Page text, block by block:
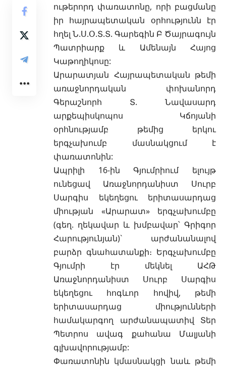
ութերորդ փառատոնը, որի բացմանը
իր հայրապետական օրհությունն էր
հղել Ն.Ս.Օ.Տ.Տ. Գարեգին Բ Ծայրագույն
Պատրիարք և Ամենայն Հայոց
Կաթողիկոսը:
Արարատյան Հայրապետական թեմի
առաջնորդական փոխանորդ
Գերաշնորհ Տ. Նավասարդ
արքեպիսկոպոս Կճոյանի
օրհնությամբ թեմից երկու
երգչախումբ մասնակցում է
փառատոնին:
Ապրիլի 16-ին Գյումրիում ելույթ
ունեցավ Առաջնորդանիստ Սուրբ
Սարգիս եկեղեցու երիտասարդաց
միության «Արարատ» երգչախումբը
(գեղ. ղեկավար և խմբավար՝ Գրիգոր
Հարությունյան)` արժանանալով
բարձր գնահատանքի։ Երգչախումբը
Գյումրի էր մեկնել ԱՀԹ
Առաջնորդանիստ Սուրբ Սարգիս
եկեղեցու հոգևոր հովիվ, թեմի
երիտասարդաց միությունների
համակարգող արժանապատիվ Տեր
Պետրոս ավագ քահանա Մալյանի
գլխավորությամբ:
Փառատոնին կմասնակցի նաև թեմի